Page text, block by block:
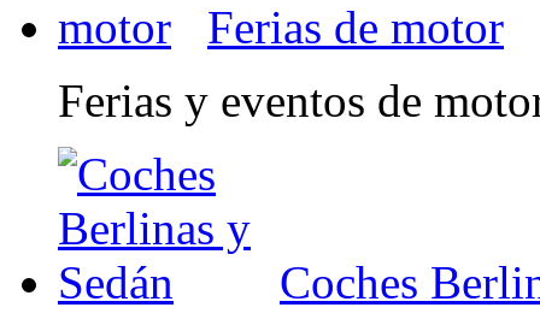
Ferias de motor
Ferias y eventos de
Coches